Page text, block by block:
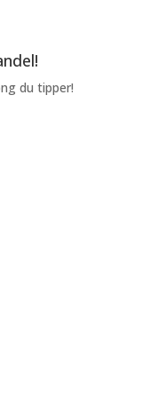
du tipper!